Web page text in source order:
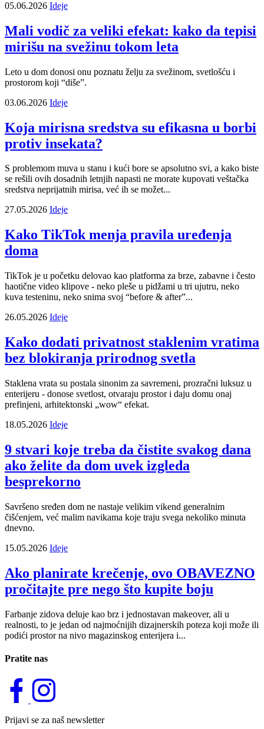
05.06.2026 Ideje
Mali vodič za veliki efekat: kako da tepisi
mirišu na svežinu tokom leta
Leto u dom donosi onu poznatu želju za svežinom, svetlošću i
prostorom koji “diše”.
03.06.2026 Ideje
Koja mirisna sredstva su efikasna u borbi
protiv insekata?
S problemom muva u stanu i kući bore se apsolutno svi, a kako biste
se rešili ovih dosadnih letnjih napasti ne morate kupovati veštačka
sredstva neprijatnih mirisa, već ih se možet...
27.05.2026 Ideje
Kako TikTok menja pravila uređenja
doma
TikTok je u početku delovao kao platforma za brze, zabavne i često
haotične video klipove - neko pleše u pidžami u tri ujutru, neko
kuva testeninu, neko snima svoj “before & after”...
26.05.2026 Ideje
Kako dodati privatnost staklenim vratima
bez blokiranja prirodnog svetla
Staklena vrata su postala sinonim za savremeni, prozračni luksuz u
enterijeru - donose svetlost, otvaraju prostor i daju domu onaj
prefinjeni, arhitektonski „wow“ efekat.
18.05.2026 Ideje
9 stvari koje treba da čistite svakog dana
ako želite da dom uvek izgleda
besprekorno
Savršeno sređen dom ne nastaje velikim vikend generalnim
čišćenjem, već malim navikama koje traju svega nekoliko minuta
dnevno.
15.05.2026 Ideje
Ako planirate krečenje, ovo OBAVEZNO
pročitajte pre nego što kupite boju
Farbanje zidova deluje kao brz i jednostavan makeover, ali u
realnosti, to je jedan od najmoćnijih dizajnerskih poteza koji može ili
podići prostor na nivo magazinskog enterijera i...
Pratite nas
Prijavi se za naš newsletter